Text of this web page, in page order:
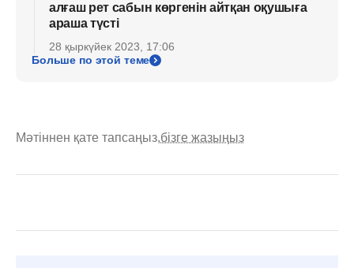
алғаш рет сабын көргенін айтқан оқушыға
араша түсті
28 қыркүйек 2023, 17:06
Больше по этой теме
Мәтіннен қате тапсаңыз,бізге жазыңыз